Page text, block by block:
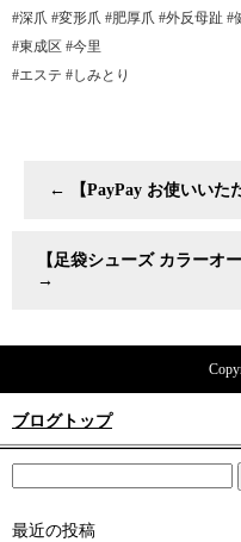
#深爪 #変形爪 #肥厚爪 #外反母趾 #
#東成区 #今里
#エステ #しみとり
← 【PayPay お使いいた
【足袋シューズ カラーオ
→
ブログトップ
最近の投稿